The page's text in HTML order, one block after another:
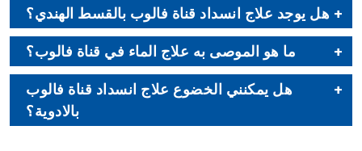
هل يوجد علاج انسداد قناة فالوب بالقسط الهندي؟
ما هو الموصى به علاج الماء في قناة فالوب؟
هل يمكنني الخضوع علاج انسداد قناة فالوب
بالادوية؟